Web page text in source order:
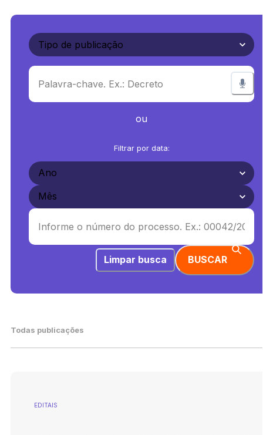
ou
Filtrar por data:
Limpar busca BUSCAR
Todas publicações
EDITAIS